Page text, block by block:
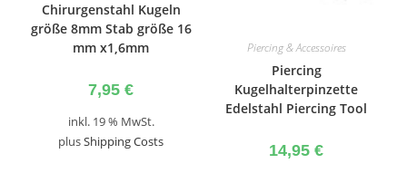
Chirurgenstahl Kugeln
größe 8mm Stab größe 16
mm x1,6mm
7,95 €
inkl. 19 % MwSt.
plusShipping Costs
Piercing & Accessoires
Piercing
Kugelhalterpinzette
Edelstahl Piercing Tool
14,95 €